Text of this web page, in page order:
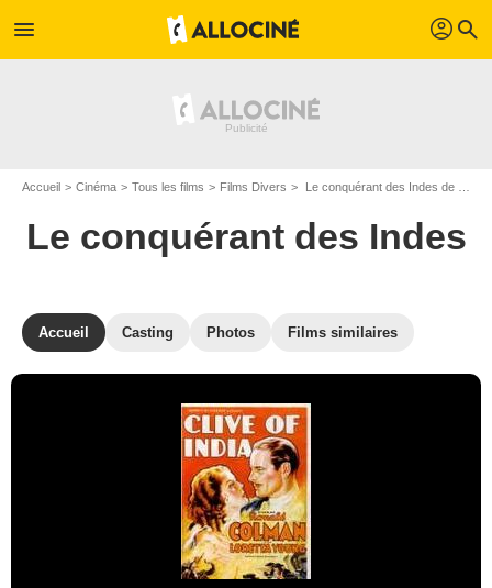
menu profil search
Accueil Cinéma Tous les films Films Divers Le conquérant des Indes de Richard Boleslawski
Le conquérant des Indes
Accueil Casting Photos Films similaires